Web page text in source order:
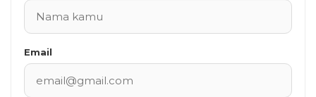
Email